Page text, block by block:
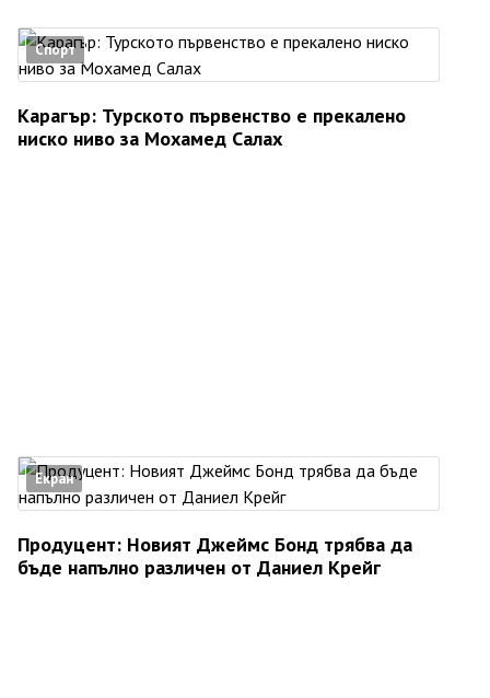
Спорт
Карагър: Турското първенство е прекалено
ниско ниво за Мохамед Салах
Екран
Продуцент: Новият Джеймс Бонд трябва да
бъде напълно различен от Даниел Крейг